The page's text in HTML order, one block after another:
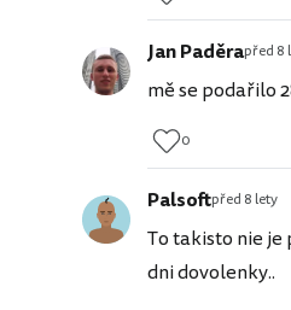
Jan Paděrapřed 8
mě se podařilo
0
Palsoftpřed 8 lety
To takisto nie
dni dovolenky..